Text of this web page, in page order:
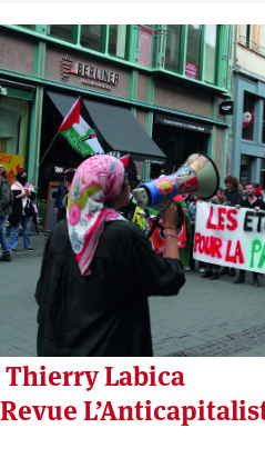
Thierry Labica
Revue